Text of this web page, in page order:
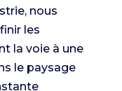
nous
les
la voie à une
le paysage